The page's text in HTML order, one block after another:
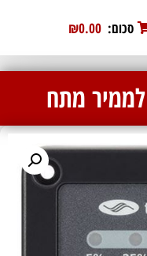
סכום: ₪0.00
מתח